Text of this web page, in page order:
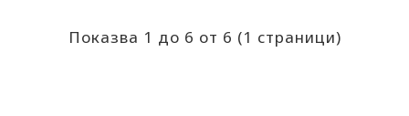
Показва 1 до 6 от 6 (1 страници)